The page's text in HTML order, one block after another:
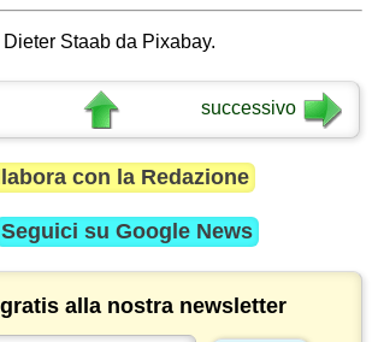
Staab da Pixabay.
successivo
con la Redazione
Seguici su Google News
alla nostra newsletter